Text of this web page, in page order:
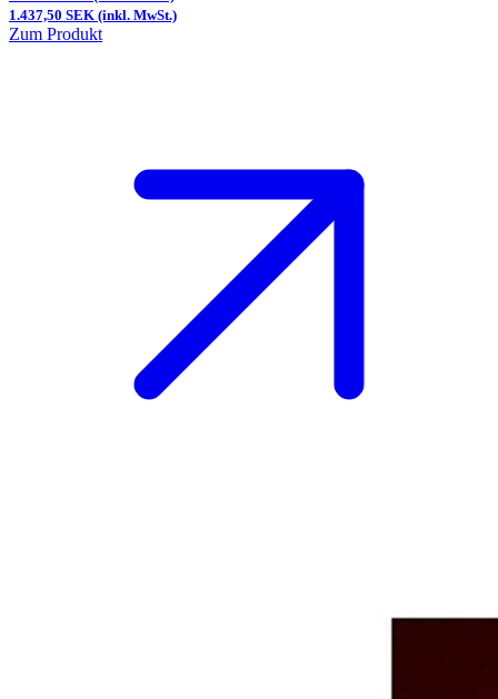
1.437,50 SEK (inkl. MwSt.)
Zum Produkt